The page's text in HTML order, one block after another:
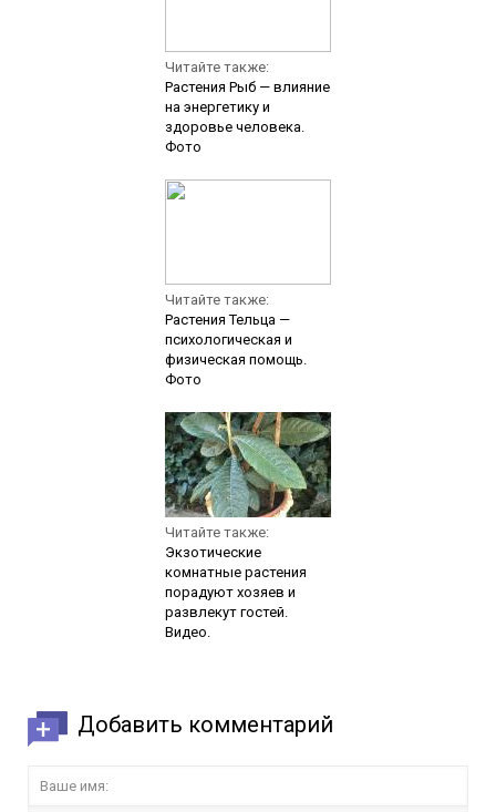
Читайте также:
Растения Рыб — влияние
на энергетику и
здоровье человека.
Фото
Читайте также:
Растения Тельца —
психологическая и
физическая помощь.
Фото
Читайте также:
Экзотические
комнатные растения
порадуют хозяев и
развлекут гостей.
Видео.
Добавить комментарий